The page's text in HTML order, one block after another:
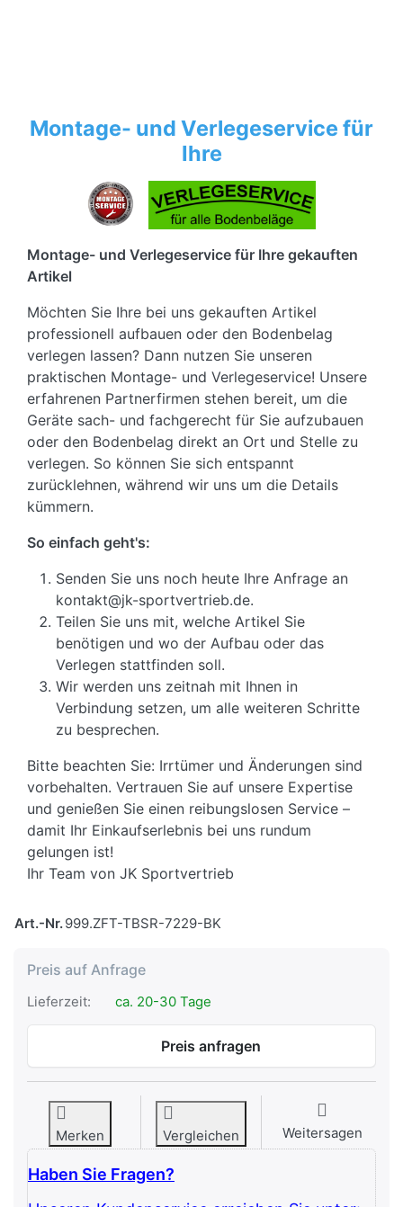
Montage- und Verlegeservice für
Ihre
Montage- und Verlegeservice für Ihre gekauften
Artikel
Möchten Sie Ihre bei uns gekauften Artikel
professionell aufbauen oder den Bodenbelag
verlegen lassen? Dann nutzen Sie unseren
praktischen Montage- und Verlegeservice! Unsere
erfahrenen Partnerfirmen stehen bereit, um die
Geräte sach- und fachgerecht für Sie aufzubauen
oder den Bodenbelag direkt an Ort und Stelle zu
verlegen. So können Sie sich entspannt
zurücklehnen, während wir uns um die Details
kümmern.
So einfach geht's:
Senden Sie uns noch heute Ihre Anfrage an
kontakt@jk-sportvertrieb.de.
Teilen Sie uns mit, welche Artikel Sie
benötigen und wo der Aufbau oder das
Verlegen stattfinden soll.
Wir werden uns zeitnah mit Ihnen in
Verbindung setzen, um alle weiteren Schritte
zu besprechen.
Bitte beachten Sie: Irrtümer und Änderungen sind
vorbehalten. Vertrauen Sie auf unsere Expertise
und genießen Sie einen reibungslosen Service –
damit Ihr Einkaufserlebnis bei uns rundum
gelungen ist!
Ihr Team von JK Sportvertrieb
Art.-Nr.999.ZFT-TBSR-7229-BK
Preis auf Anfrage
Lieferzeit: ca. 20-30 Tage
Preis anfragen
Merken Vergleichen Weitersagen
Haben Sie Fragen?